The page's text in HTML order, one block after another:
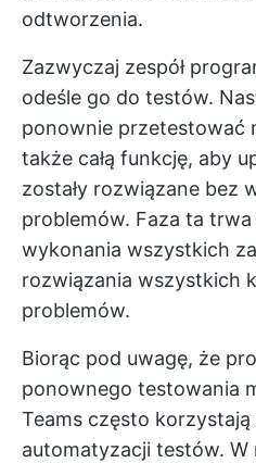
odtworzenia.
Zazwyczaj zespół
odeśle go do testów.
ponownie przetestować
także całą funkcję, aby
zostały rozwiązane bez
problemów. Faza ta
wykonania wszystkich
rozwiązania wszystkich
problemów.
Biorąc pod uwagę, że
ponownego testowania
Teams często
automatyzacji testów. W